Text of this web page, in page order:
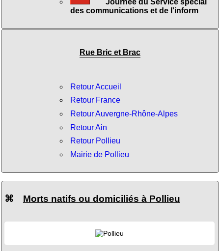
Journée du Service spécial
des communications et de l'inform
Rue Bric et Brac
Retour Accueil
Retour France
Retour Auvergne-Rhône-Alpes
Retour Ain
Retour Pollieu
Mairie de Pollieu
⌘ Morts natifs ou domiciliés à Pollieu